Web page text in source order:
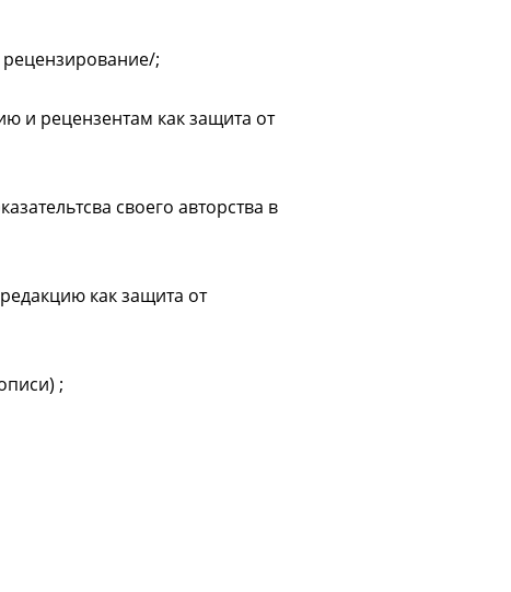
рецензирование/;
и рецензентам как защита от
своего авторства в
как защита от
;